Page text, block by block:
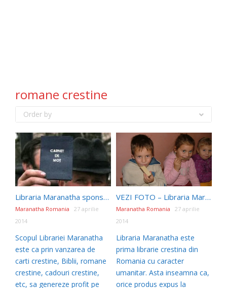
romane crestine
Order by
Libraria Maranatha sponsorizeaza 500 de Biblii pentru misiune in Muntii Apuseni
Maranatha Romania
27 aprilie
2014
Scopul Librariei Maranatha
este ca prin vanzarea de
carti crestine, Biblii, romane
crestine, cadouri crestine,
etc, sa genereze profit pe
VEZI FOTO – Libraria Maranatha a sponsorizat o masa calda pentru 50 de copii saraci din Vaslui
Maranatha Romania
27 aprilie
2014
Libraria Maranatha este
prima librarie crestina din
Romania cu caracter
umanitar. Asta inseamna ca,
orice produs expus la